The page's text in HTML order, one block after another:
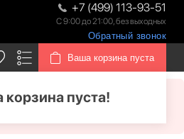
+7 (499) 113-93-51
С 9:00 до 21:00, без выходных
Обратный звонок
Ваша корзина пуста
корзина пуста!